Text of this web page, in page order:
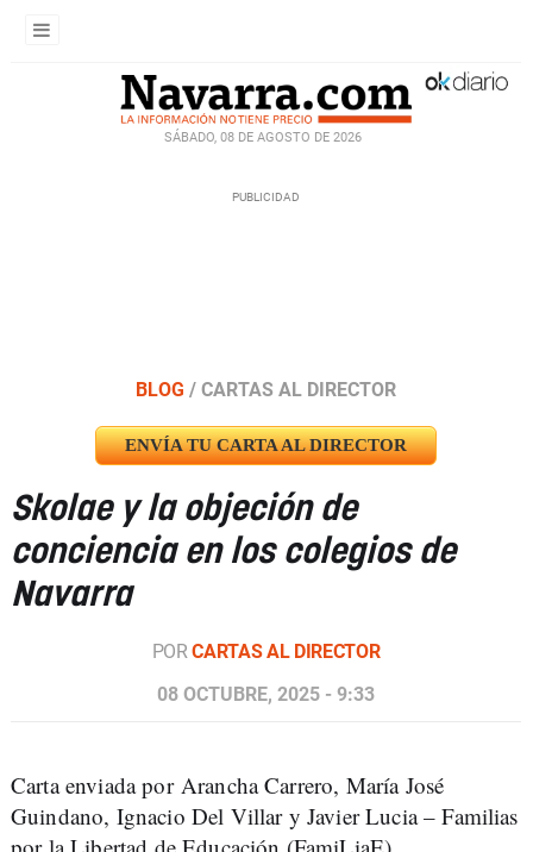
SÁBADO, 08 DE AGOSTO DE 2026
BLOG / CARTAS AL DIRECTOR
ENVÍA TU CARTA AL DIRECTOR
Skolae y la objeción de
conciencia en los colegios de
Navarra
PORCARTAS AL DIRECTOR
08 OCTUBRE, 2025 - 9:33
Carta enviada por Arancha Carrero, María José
Guindano, Ignacio Del Villar y Javier Lucia – Familias